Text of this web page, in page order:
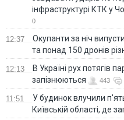
інфраструктурі КТК у
0
12:37
Окупанти за ніч
та понад 150 дронів
12:13
В Україні рух потягів
запізнюються
443
11:51
У будинок влучили
Київській області, де